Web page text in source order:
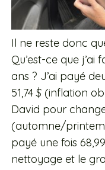
Il ne reste donc
Qu’est-ce que
ans ? J’ai payé
51,74 $ (inflation
David pour
(automne/
payé une fois
nettoyage et le